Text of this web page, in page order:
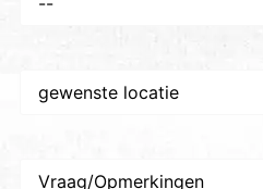
plaats/locatie*